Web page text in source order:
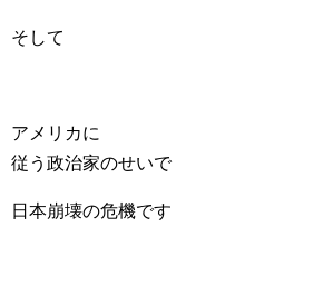
そして
アメリカに
従う政治家のせいで
日本崩壊の危機です